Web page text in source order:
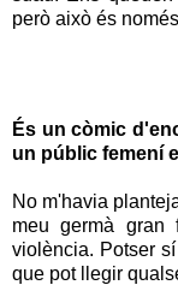
però això és
És un còmic
un públic femení
No m'havia
meu germà
violència. Potser
que pot llegir